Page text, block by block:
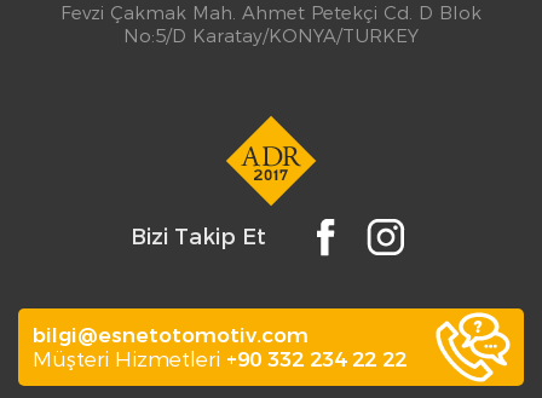
Fevzi Çakmak Mah. Ahmet Petekçi Cd. D Blok
No:5/D Karatay/KONYA/TURKEY
Bizi Takip Et
bilgi@esnetotomotiv.com
Müşteri Hizmetleri +90 332 234 22 22